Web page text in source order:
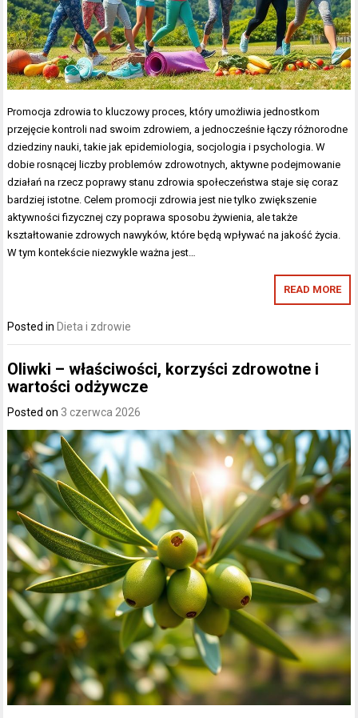
Promocja zdrowia to kluczowy proces, który umożliwia jednostkom
przejęcie kontroli nad swoim zdrowiem, a jednocześnie łączy różnorodne
dziedziny nauki, takie jak epidemiologia, socjologia i psychologia. W
dobie rosnącej liczby problemów zdrowotnych, aktywne podejmowanie
działań na rzecz poprawy stanu zdrowia społeczeństwa staje się coraz
bardziej istotne. Celem promocji zdrowia jest nie tylko zwiększenie
aktywności fizycznej czy poprawa sposobu żywienia, ale także
kształtowanie zdrowych nawyków, które będą wpływać na jakość życia.
W tym kontekście niezwykle ważna jest…
READ MORE
Posted in Dieta i zdrowie
Oliwki – właściwości, korzyści zdrowotne i
wartości odżywcze
Posted on 3 czerwca 2026